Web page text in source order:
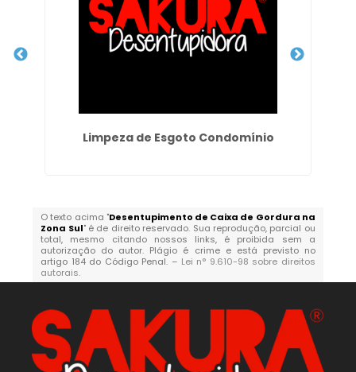
Limpeza de Esgoto Condomínio
O texto acima "Desentupimento de Caixa de Gordura na
Zona Sul" é de direito reservado. Sua reprodução, parcial ou
total, mesmo citando nossos links, é proibida sem a
autorização do autor. Plágio é crime e está previsto no
artigo 184 do Código Penal. – Lei n° 9.610-98 sobre direitos
autorais.